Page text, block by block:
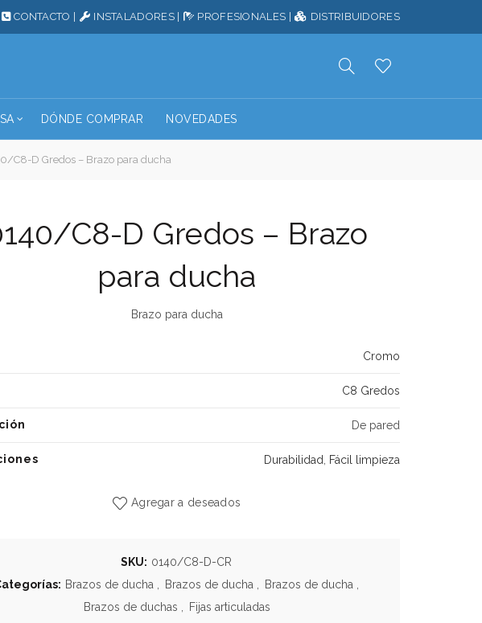
CONTACTO INSTALADORES| PROFESIONALES DISTRIBUIDORES
DÓNDE COMPRAR NOVEDADES
C8-D Gredos – Brazo para ducha
C8-D Gredos – Brazo
para ducha
Brazo para ducha
Cromo
C8 Gredos
De pared
Durabilidad Fácil limpieza
Agregar a deseados
SKU: 0140/C8-D-CR
Brazos de ducha Brazos de ducha Brazos de ducha
Brazos de duchas
Fijas articuladas